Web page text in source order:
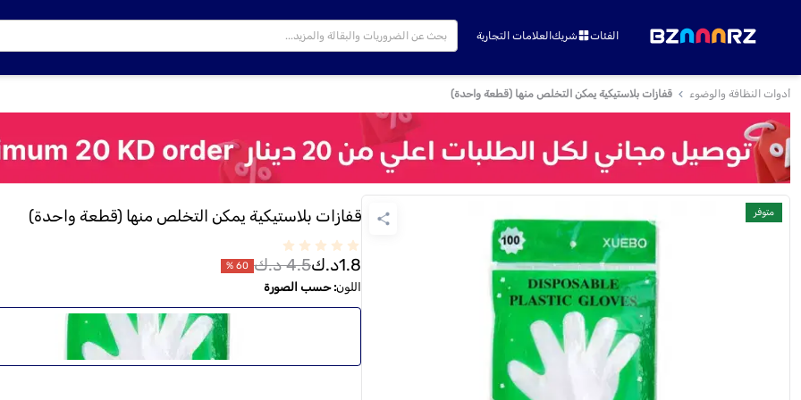
الفئات شريكالعلامات التجارية
أدوات النظافة والوضوء قفازات بلاستيكية يمكن التخلص منها (قطعة واحدة)
متوفر قفازات بلاستيكية يمكن التخلص منها (قطعة واحدة)
1.8د.ك4.5 د.ك 60
%
اللون:حسب الصورة